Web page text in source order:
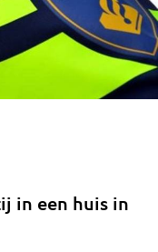
in een huis in